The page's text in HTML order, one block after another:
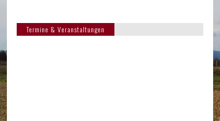
Termine & Veranstaltungen